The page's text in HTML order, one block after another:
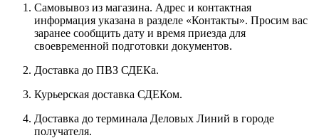
Самовывоз из магазина. Адрес и контактная
информация указана в разделе «Контакты». Просим вас
заранее сообщить дату и время приезда для
своевременной подготовки документов.
Доставка до ПВЗ СДЕКа.
Курьерская доставка СДЕКом.
Доставка до терминала Деловых Линий в городе
получателя.